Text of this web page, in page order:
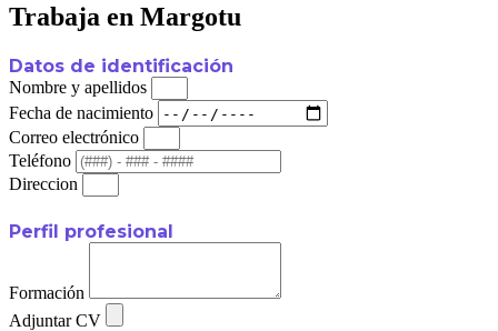
Trabaja en Margotu
Datos de identificación
Nombre y apellidos
Fecha de nacimiento
Correo electrónico
Teléfono
Direccion
Perfil profesional
Formación
Adjuntar CV